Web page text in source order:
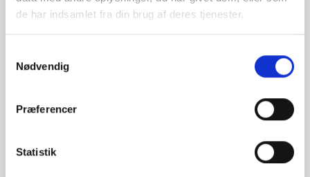
de har indsamlet fra din brug af deres tjenester.
Nødvendig
Præferencer
Statistik
EN 1092-1 T:11 D PN10-40